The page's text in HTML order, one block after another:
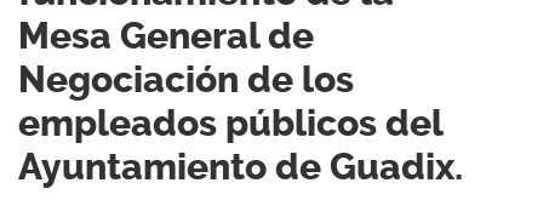
Mesa General de
Negociación de los
empleados públicos del
Ayuntamiento de Guadix.